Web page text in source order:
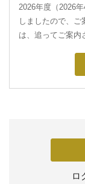
2026年度（2026
しましたので、
は、追ってご案内
ロ